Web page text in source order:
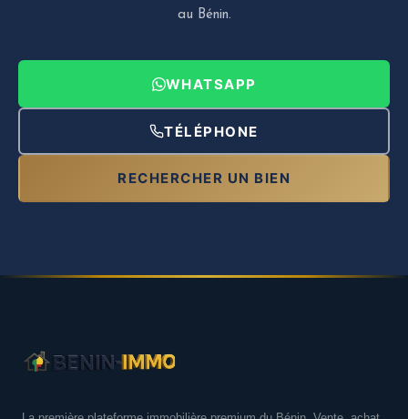
au Bénin.
WHATSAPP
TÉLÉPHONE
RECHERCHER UN BIEN